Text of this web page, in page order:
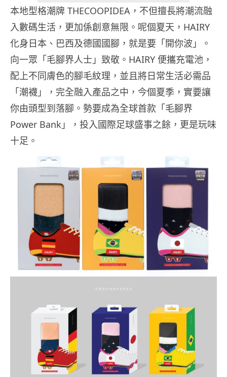
本地型格潮牌 THECOOPIDEA，不但擅長將潮流融
入數碼生活，更加係創意無限。呢個夏天，HAIRY
化身日本、巴西及德國國腳，就是要「開你波」。
向一眾「毛腳界人士」致敬。HAIRY 便攜充電池，
配上不同膚色的腳毛紋理，並且將日常生活必需品
「潮襪」，完全融入產品之中，今個夏季，實要讓
你由頭型到落腳。勢要成為全球首款「毛腳界
Power Bank」，投入國際足球盛事之餘，更是玩味
十足。